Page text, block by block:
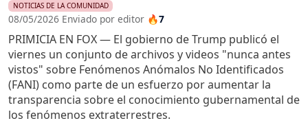
NOTICIAS DE LA COMUNIDAD
08/05/2026 Enviado por editor 🔥7
PRIMICIA EN FOX — El gobierno de Trump publicó el
viernes un conjunto de archivos y videos "nunca antes
vistos" sobre Fenómenos Anómalos No Identificados
(FANI) como parte de un esfuerzo por aumentar la
transparencia sobre el conocimiento gubernamental de
los fenómenos extraterrestres.